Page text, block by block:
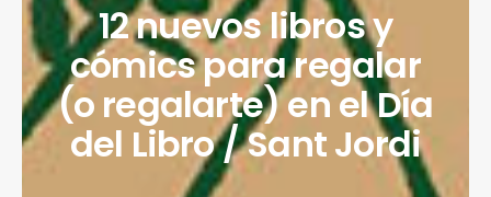
12 nuevos libros y
cómics para regalar
(o regalarte) en el Día
del Libro / Sant Jordi